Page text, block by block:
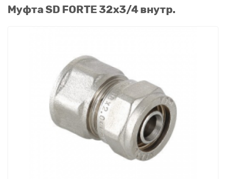
Муфта SD FORTE 32х3/4 внутр.